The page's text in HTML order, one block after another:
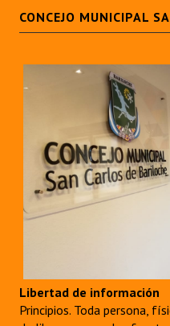
CONCEJO MUNICIPAL
Libertad de información
Principios. Toda persona,